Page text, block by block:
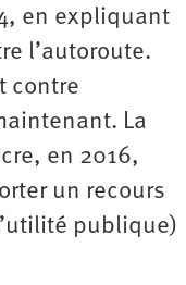
en expliquant
l’autoroute.
contre
La
en 2016,
un recours
publique)